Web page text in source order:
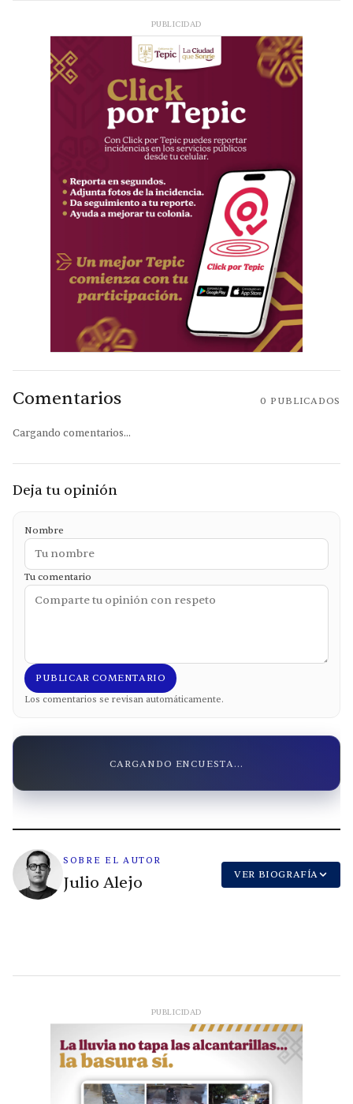
PUBLICIDAD
Comentarios 0 PUBLICADOS
Cargando comentarios...
Deja tu opinión
Nombre
Tu comentario
PUBLICAR COMENTARIO
Los comentarios se revisan automáticamente.
CARGANDO ENCUESTA...
SOBRE EL AUTOR
Julio Alejo VER BIOGRAFÍA
PUBLICIDAD